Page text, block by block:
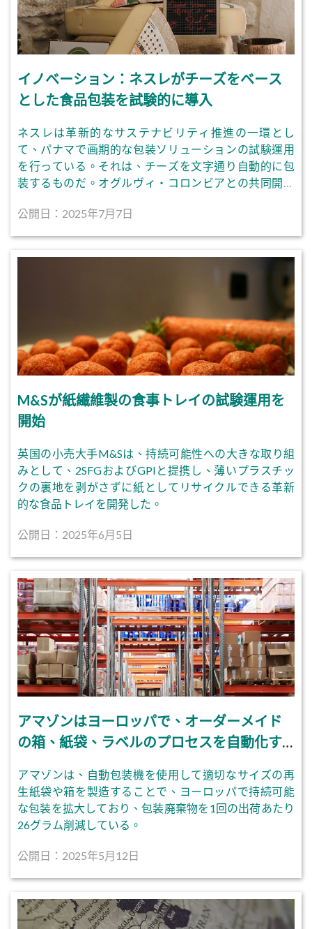
イノベーション：ネスレがチーズをベース
とした食品包装を試験的に導入
ネスレは革新的なサステナビリティ推進の一環とし
て、パナマで画期的な包装ソリューションの試験運用
を行っている。それは、チーズを文字通り自動的に包
装するものだ。オグルヴィ・コロンビアとの共同開発
公開日：2025年7月7日
M&Sが紙繊維製の食事トレイの試験運用を
開始
英国の小売大手M&Sは、持続可能性への大きな取り組
みとして、2SFGおよびGPIと提携し、薄いプラスチッ
クの裏地を剥がさずに紙としてリサイクルできる革新
的な食品トレイを開発した。
公開日：2025年6月5日
アマゾンはヨーロッパで、オーダーメイド
の箱、紙袋、ラベルのプロセスを自動化す
アマゾンは、自動包装機を使用して適切なサイズの再
生紙袋や箱を製造することで、ヨーロッパで持続可能
な包装を拡大しており、包装廃棄物を1回の出荷あたり
26グラム削減している。
公開日：2025年5月12日